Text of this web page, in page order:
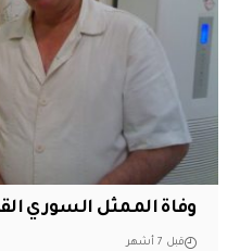
وفاة الممثل السوري
قبل 7 أشهر